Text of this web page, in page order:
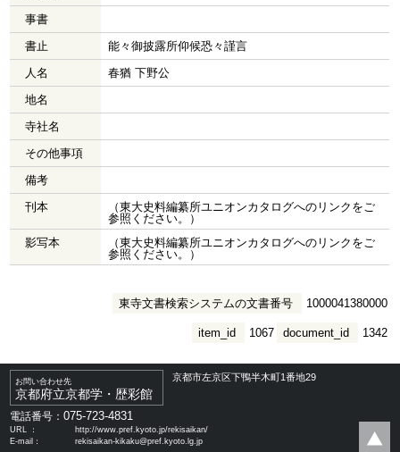
事書
書止
能々御披露所仰候恐々謹言
人名
春猶 下野公
地名
寺社名
その他事項
備考
刊本
（東大史料編纂所ユニオンカタログへのリンクをご
参照ください。）
影写本
（東大史料編纂所ユニオンカタログへのリンクをご
参照ください。）
東寺文書検索システムの文書番号 1000041380000
document_id 1342
item_id 1067
お問い合わせ先
京都府立京都学・歴彩館
京都市左京区下鴨半木町1番地29
電話番号：075-723-4831
URL ：
http://www.pref.kyoto.jp/rekisaikan/
E-mail：
rekisaikan-kikaku@pref.kyoto.lg.jp